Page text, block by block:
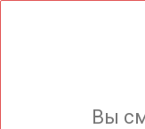
Вы